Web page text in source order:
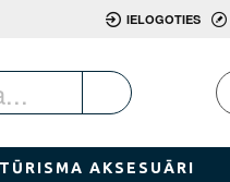
IELOGOTIES
AKSESUĀRI